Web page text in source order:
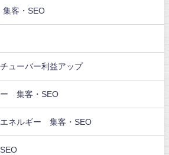
集客・SEO
ューバー利益アップ
ー 集客・SEO
ネルギー 集客・SEO